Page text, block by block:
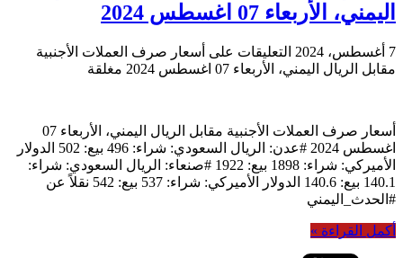
اليمني، الأربعاء 07 اغسطس 2024
7 أغسطس، 2024 التعليقات على أسعار صرف العملات الأجنبية
مقابل الريال اليمني، الأربعاء 07 اغسطس 2024 مغلقة
أسعار صرف العملات الأجنبية مقابل الريال اليمني، الأربعاء 07
اغسطس 2024 #عدن: الريال السعودي: شراء: 496 بيع: 502 الدولار
الأميركي: شراء: 1898 بيع: 1922 #صنعاء: الريال السعودي: شراء:
140.1 بيع: 140.6 الدولار الأميركي: شراء: 537 بيع: 542 نقلاً عن
#الحدث_اليمني
أكمل القراءة »